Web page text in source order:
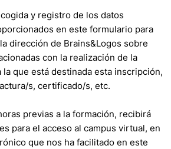
y registro de los datos
en este formulario para
dirección de Brains&Logos sobre
con la realización de la
la que está destinada esta inscripción,
s, certificado/s, etc.
previas a la formación, recibirá
para el acceso al campus virtual, en
que nos ha facilitado en este